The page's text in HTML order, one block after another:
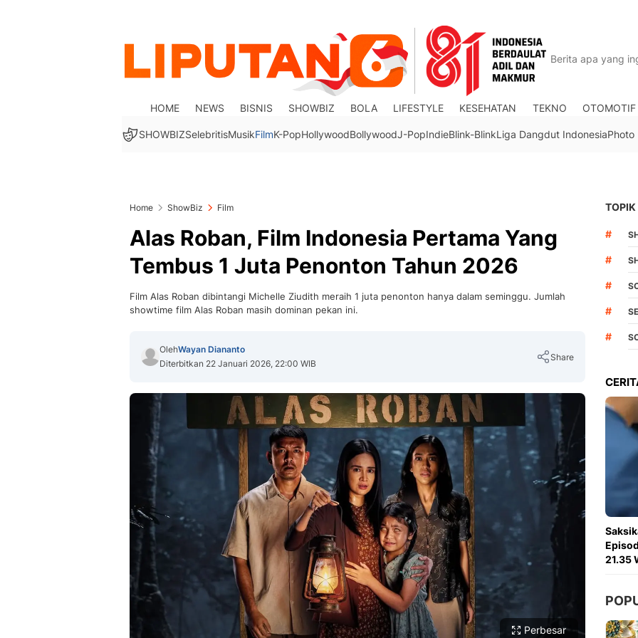
HOME NEWS BISNIS SHOWBIZ BOLA LIFESTYLE KESEHATAN TEKNO OTOMOTIF
SHOWBIZSelebritisMusikFilmK-PopHollywoodBollywoodJ-PopIndieBlink-BlinkLiga Dangdut IndonesiaPhoto
Home ShowBiz Film
Alas Roban, Film Indonesia Pertama Yang
Tembus 1 Juta Penonton Tahun 2026
Film Alas Roban dibintangi Michelle Ziudith meraih 1 juta penonton hanya dalam seminggu. Jumlah
showtime film Alas Roban masih dominan pekan ini.
OlehWayan Diananto
Diterbitkan 22 Januari 2026, 22:00 WIB
Share
Copy Link
Perbesar
TOPIK
#
#
#
#
#
21.35